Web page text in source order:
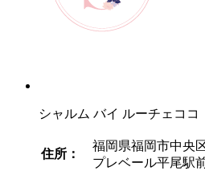
シャルム バイ ルーチェココ
住所：
福岡県福岡市中央
プレベール平尾駅